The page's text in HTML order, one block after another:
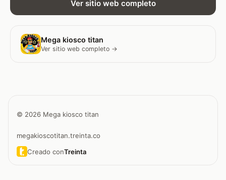
Ver sitio web completo
Mega kiosco titan
Ver sitio web completo →
© 2026 Mega kiosco titan
megakioscotitan.treinta.co
Creado conTreinta